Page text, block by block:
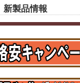
新製品情報